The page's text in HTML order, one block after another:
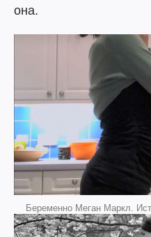
она.
Беременно Меган Маркл.